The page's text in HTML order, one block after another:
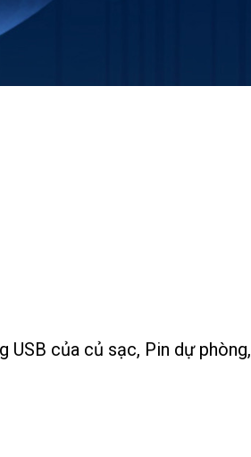
USB của củ sạc, Pin dự phòng,